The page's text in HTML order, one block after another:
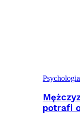
Psychologia
potrafi